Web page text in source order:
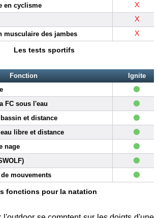
en cyclisme
X
X
musculaire des jambes
X
Les tests sportifs
Fonction
Ignite
•
FC sous l'eau •
et distance •
libre et distance •
nage •
•
mouvements •
fonctions pour la natation